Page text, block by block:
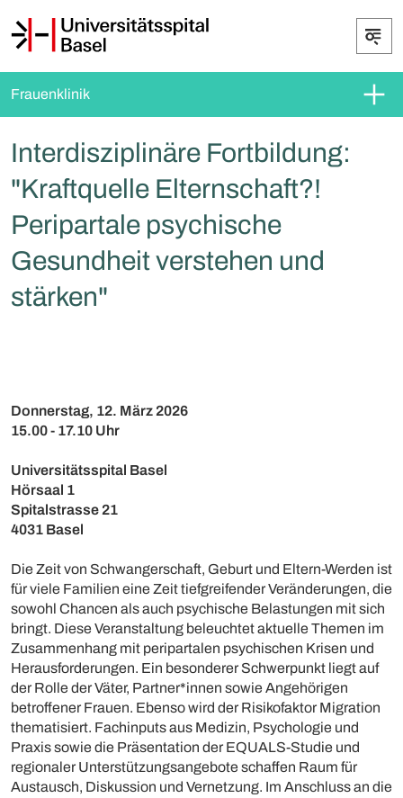
Frauenklinik
Interdisziplinäre Fortbildung:
"Kraftquelle Elternschaft?!
Peripartale psychische
Gesundheit verstehen und
stärken"
Donnerstag, 12. März 2026
15.00 - 17.10 Uhr
Universitätsspital Basel
Hörsaal 1
Spitalstrasse 21
4031 Basel
Die Zeit von Schwangerschaft, Geburt und Eltern-Werden ist
für viele Familien eine Zeit tiefgreifender Veränderungen, die
sowohl Chancen als auch psychische Belastungen mit sich
bringt. Diese Veranstaltung beleuchtet aktuelle Themen im
Zusammenhang mit peripartalen psychischen Krisen und
Herausforderungen. Ein besonderer Schwerpunkt liegt auf
der Rolle der Väter, Partner*innen sowie Angehörigen
betroffener Frauen. Ebenso wird der Risikofaktor Migration
thematisiert. Fachinputs aus Medizin, Psychologie und
Praxis sowie die Präsentation der EQUALS-Studie und
regionaler Unterstützungsangebote schaffen Raum für
Austausch, Diskussion und Vernetzung. Im Anschluss an die